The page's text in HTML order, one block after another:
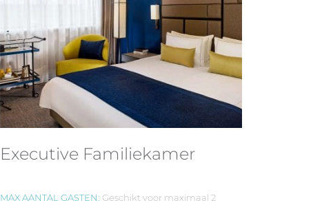
Executive Familiekamer
MAX AANTAL GASTEN: Geschikt voor maximaal 2